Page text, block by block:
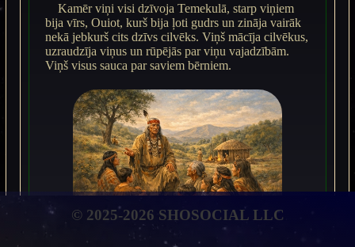
Kamēr viņi visi dzīvoja Temekulā, starp viņiem
bija vīrs, Ouiot, kurš bija ļoti gudrs un zināja vairāk
nekā jebkurš cits dzīvs cilvēks. Viņš mācīja cilvēkus,
uzraudzīja viņus un rūpējās par viņu vajadzībām.
Viņš visus sauca par saviem bērniem.
© 2025-2026 SHOSOCIAL LLC